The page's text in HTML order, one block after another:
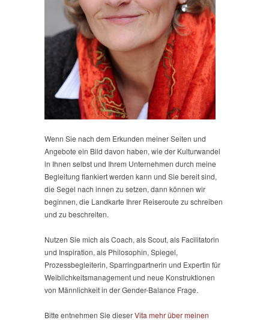
Wenn Sie nach dem Erkunden meiner Seiten und
Angebote ein Bild davon haben, wie der Kulturwandel
in Ihnen selbst und Ihrem Unternehmen durch meine
Begleitung flankiert werden kann und Sie bereit sind,
die Segel nach innen zu setzen, dann können wir
beginnen, die Landkarte Ihrer Reiseroute zu schreiben
und zu beschreiten.
Nutzen Sie mich als Coach, als Scout, als Facilitatorin
und Inspiration, als Philosophin, Spiegel,
Prozessbegleiterin, Sparringpartnerin und Expertin für
Weiblichkeitsmanagement und neue Konstruktionen
von Männlichkeit in der Gender-Balance Frage.
Bitte entnehmen Sie dieserVita mehr über meinen